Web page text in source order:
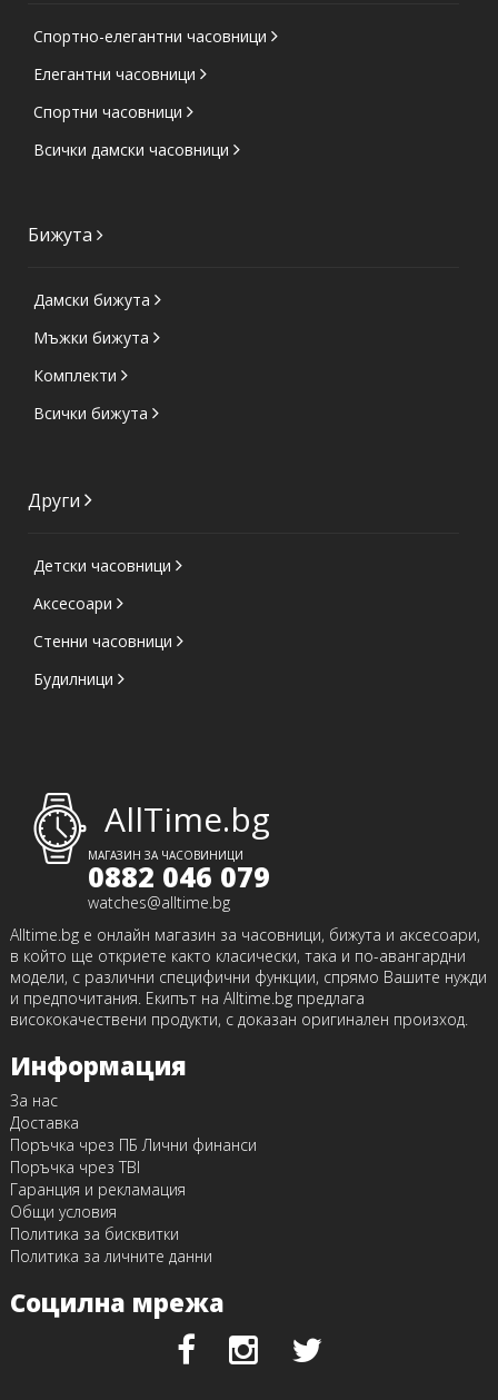
Спортно-елегантни часовници
Елегантни часовници
Спортни часовници
Всички дамски часовници
Бижута
Дамски бижута
Мъжки бижута
Комплекти
Всички бижута
Други
Детски часовници
Аксесоари
Стенни часовници
Будилници
AllTime.bg
МАГАЗИН ЗА ЧАСОВИНИЦИ
0882 046 079
watches@alltime.bg
Alltime.bg е онлайн магазин за часовници, бижута и аксесоари,
в който ще откриете както класически, така и по-авангардни
модели, с различни специфични функции, спрямо Вашите нужди
и предпочитания. Екипът на Alltime.bg предлага
висококачествени продукти, с доказан оригинален произход.
Информация
За нас
Доставка
Поръчка чрез ПБ Лични финанси
Поръчка чрез TBI
Гаранция и рекламация
Общи условия
Политика за бисквитки
Политика за личните данни
Социлна мрежа